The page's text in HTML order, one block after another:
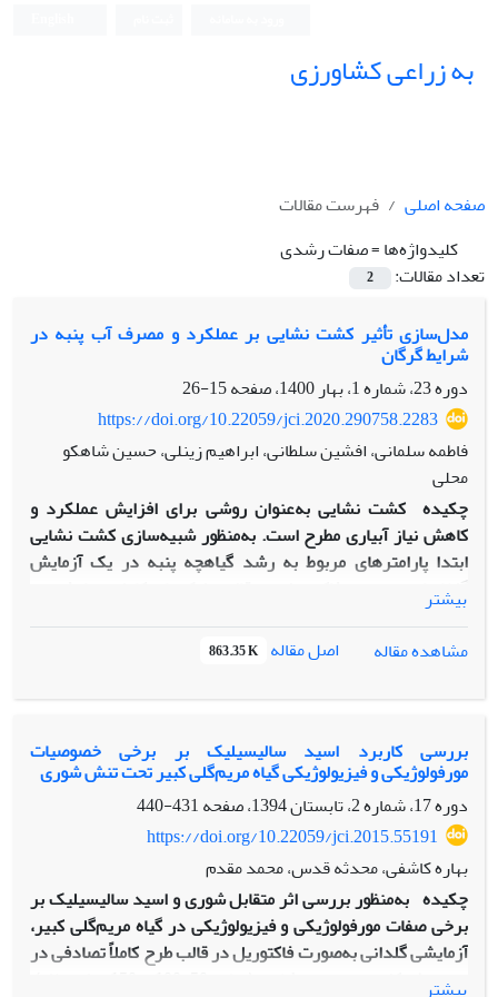
به زراعی کشاورزی
صفحه اصلی
فهرست مقالات
کلیدواژه‌ها =صفات رشدی
تعداد مقالات:
2
مدل‌سازی تأثیر کشت نشایی بر عملکرد و مصرف آب پنبه در
شرایط گرگان
دوره 23، شماره 1، بهار 1400، صفحه
15-26
https://doi.org/10.22059/jci.2020.290758.2283
فاطمه سلمانی، افشین سلطانی، ابراهیم زینلی، حسین شاهکو
محلی
چکیده کشت نشایی به‌عنوان روشی برای افزایش عملکرد و
کاهش نیاز آبیاری مطرح است. به‌منظور شبیه‌سازی کشت نشایی
ابتدا پارامترهای مربوط به رشد گیاهچه پنبه در یک آزمایش
استفاده شده و تأثیر کشت نشایی با چهار اندازه گیاهچه (براساس
سطح برگ 17، 22، 27 و 37 سانتی‌مترمربع در بوته) در چهار تاریخ
ارزیابی گردید. نتایج نشان داد که در تاریخ کاشت زود، کشت
نشایی موجب 43 تا 49 روز زودرسی محصول شده (خالی‌شدن
میلی‌متر) نداشت. در تاریخ کاشت معمول (1 تیرماه) کشت نشایی
باعث 27 تا 38 روز زودرسی محصول شد، در­حالی­که کشت بذری در
این تاریخ کاشت تا اول آذرماه قابل‌برداشت نبوده و باعث اختلال
در کشت محصول بعدی شد. در این تاریخ کاشت نیز همانند کشت
زود، کشت نشایی تأثیر معنی‌داری بر مقدار عملکرد (از 444 تا 452
بیشتر
مشاهده مقاله
اصل مقاله 863.35 K
بررسی کاربرد اسید سالیسیلیک بر برخی خصوصیات
مورفولوژیکی و فیزیولوژیکی گیاه مریم‌گلی کبیر تحت تنش شوری
دوره 17، شماره 2، تابستان 1394، صفحه
431-440
https://doi.org/10.22059/jci.2015.55191
بهاره کاشفی، محدثه قدس، محمد مقدم
چکیده به‌منظور بررسی اثر متقابل شوری و اسید سالیسیلیک بر
برخی صفات مورفولوژیکی و فیزیولوژیکی در گیاه مریم‌‌گلی کبیر،
آزمایشی گلدانی به‌صورت فاکتوریل در قالب طرح کاملاً تصادفی در
بیشتر